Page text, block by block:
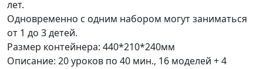
лет.
Одновременно с одним набором могут заниматься
от 1 до 3 детей.
Размер контейнера: 440*210*240мм
Описание: 20 уроков по 40 мин., 16 моделей + 4